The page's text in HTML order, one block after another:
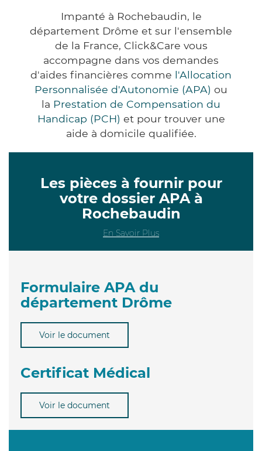
Impanté à Rochebaudin, le
département Drôme et sur l'ensemble
de la France, Click&Care vous
accompagne dans vos demandes
d'aides financières comme l'Allocation
Personnalisée d'Autonomie (APA) ou
la Prestation de Compensation du
Handicap (PCH) et pour trouver une
aide à domicile qualifiée.
Les pièces à fournir pour
votre dossier APA à
Rochebaudin
En Savoir Plus
Formulaire APA du
département Drôme
Voir le document
Certificat Médical
Voir le document